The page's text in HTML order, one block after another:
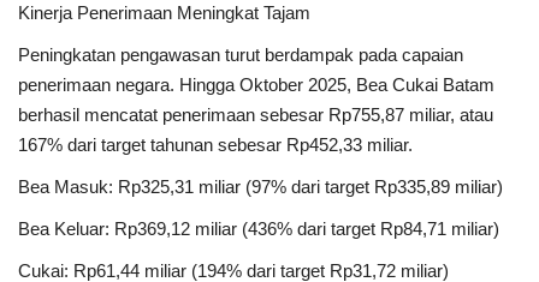
Kinerja Penerimaan Meningkat Tajam
Peningkatan pengawasan turut berdampak pada capaian
penerimaan negara. Hingga Oktober 2025, Bea Cukai Batam
berhasil mencatat penerimaan sebesar Rp755,87 miliar, atau
167% dari target tahunan sebesar Rp452,33 miliar.
Bea Masuk: Rp325,31 miliar (97% dari target Rp335,89 miliar)
Bea Keluar: Rp369,12 miliar (436% dari target Rp84,71 miliar)
Cukai: Rp61,44 miliar (194% dari target Rp31,72 miliar)